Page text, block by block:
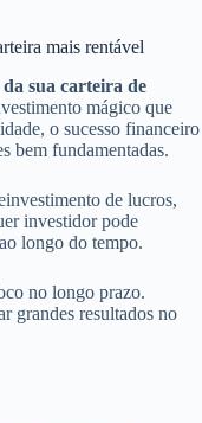
mais rentável
sua carteira de
mágico que
o sucesso financeiro
bem fundamentadas.
de lucros,
investidor pode
longo do tempo.
no longo prazo.
grandes resultados no